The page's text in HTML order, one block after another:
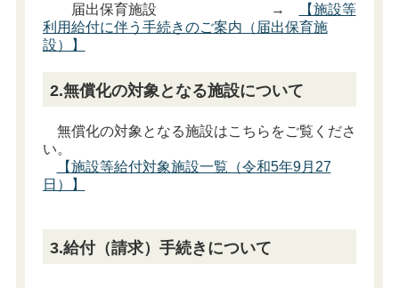
届出保育施設 →
【施設等
利用給付に伴う手続きのご案内（届出保育施
設）】
2.無償化の対象となる施設について
無償化の対象となる施設はこちらをご覧くださ
い。
【施設等給付対象施設一覧（令和5年9月27
日）】
3.給付（請求）手続きについて